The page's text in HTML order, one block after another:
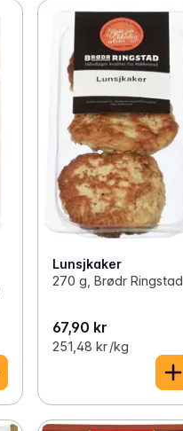
Lunsjkaker
270 g, Brødr Ringstad
67,90 kr
251,48 kr /kg